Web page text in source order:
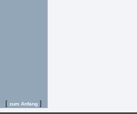
[ zum Anfang ]